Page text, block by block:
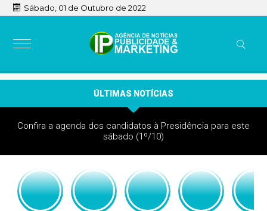
Sábado, 01 de Outubro de 2022
ÚLTIMAS NOTÍCIAS
Confira a agenda dos candidatos à Presidência para este
sábado (1º/10)